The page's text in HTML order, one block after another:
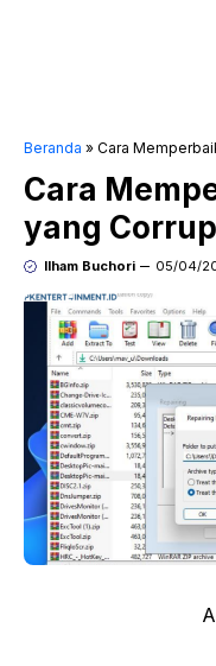
Beranda » Cara
Cara
yang
Ilham Buchori 05/04/